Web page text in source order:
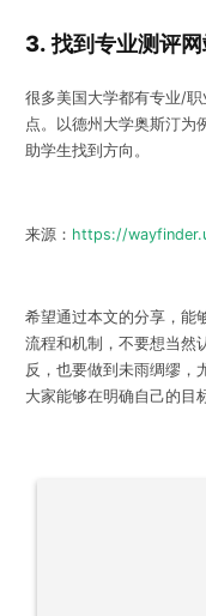
3.找到专业测评
很多美国大学都有专业/
点。以德州大学奥斯汀为
助学生找到方向。
来源： https://
希望通过本文的分享，能
流程和机制，不要想当然
反，也要做到未雨绸缪，
大家能够在明确自己的目